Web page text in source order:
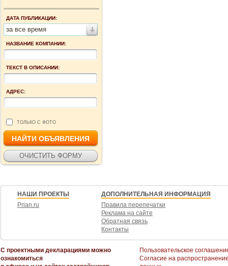
ДАТА ПУБЛИКАЦИИ:
за все время
НАЗВАНИЕ КОМПАНИИ:
ТЕКСТ В ОПИСАНИИ:
АДРЕС:
ТОЛЬКО С ФОТО
НАШИ ПРОЕКТЫ
Prian.ru
ДОПОЛНИТЕЛЬНАЯ ИНФОРМАЦИЯ
Правила перепечатки
Реклама на сайте
Обратная связь
Контакты
С проектными декларациями можно
ознакомиться
Пользовательское
Согласие на